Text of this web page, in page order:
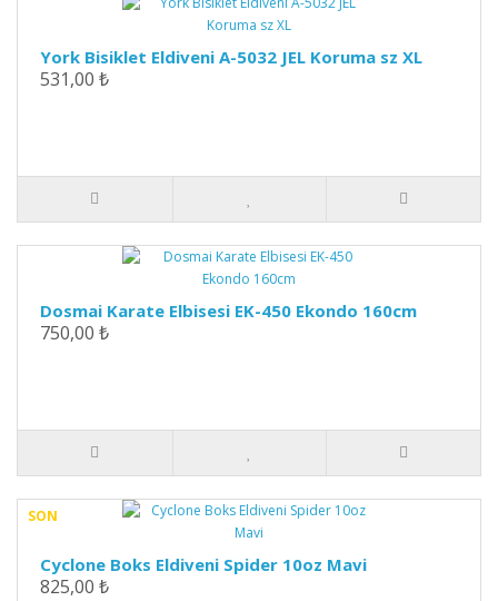
York Bisiklet Eldiveni A-5032 JEL Koruma sz XL
531,00 ₺
Dosmai Karate Elbisesi EK-450 Ekondo 160cm
750,00 ₺
SON
Cyclone Boks Eldiveni Spider 10oz Mavi
825,00 ₺